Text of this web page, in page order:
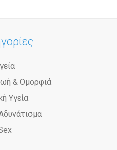
& Ομορφιά
Υγεία